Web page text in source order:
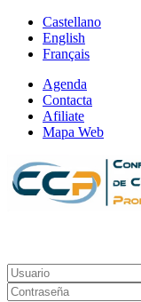
Castellano
English
Français
Agenda
Contacta
Afiliate
Mapa Web